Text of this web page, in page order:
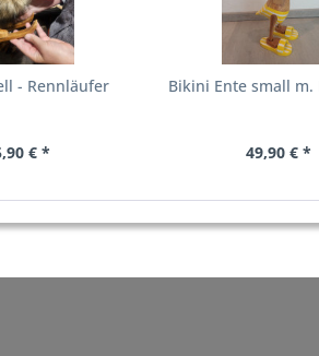
- Rennläufer
€ *
Bikini Ente small m.
49,90 € *